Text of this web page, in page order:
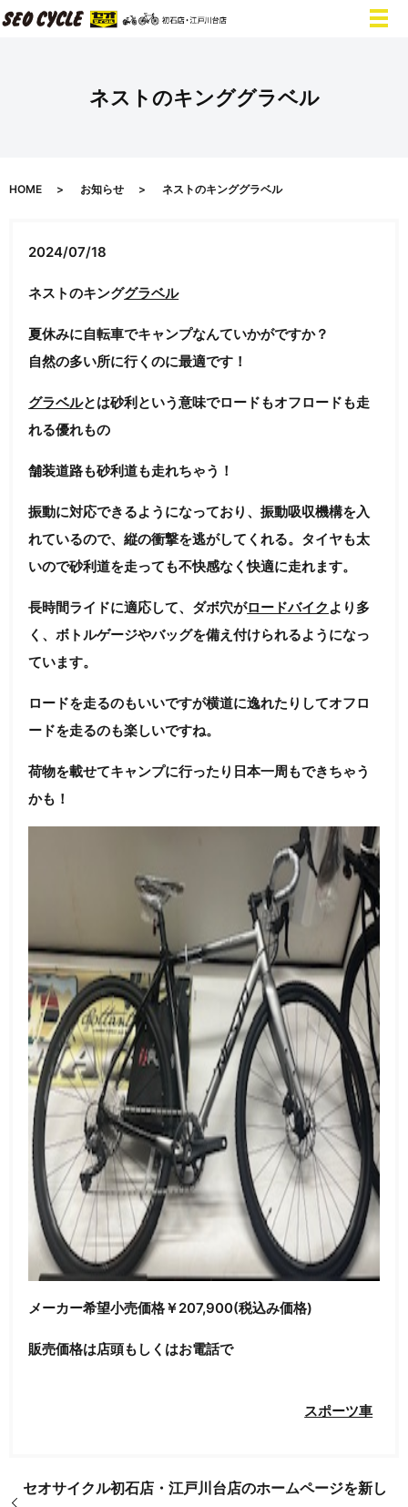
ネストのキンググラベル
HOME お知らせ ネストのキンググラベル
2024/07/18
ネストのキンググラベル
夏休みに自転車でキャンプなんていかがですか？
自然の多い所に行くのに最適です！
グラベルとは砂利という意味でロードもオフロードも走
れる優れもの
舗装道路も砂利道も走れちゃう！
振動に対応できるようになっており、振動吸収機構を入
れているので、縦の衝撃を逃がしてくれる。タイヤも太
いので砂利道を走っても不快感なく快適に走れます。
長時間ライドに適応して、ダボ穴がロードバイク より多
く、ボトルゲージやバッグを備え付けられるようになっ
ています。
ロードを走るのもいいですが横道に逸れたりしてオフロ
ードを走るのも楽しいですね。
荷物を載せてキャンプに行ったり日本一周もできちゃう
かも！
メーカー希望小売価格￥207,900(税込み価格)
販売価格は店頭もしくはお電話で
スポーツ車
セオサイクル初石店・江戸川台店のホームページを新し